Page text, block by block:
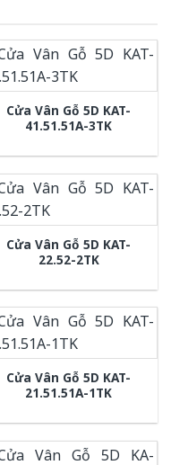
Cửa Vân Gỗ 5D KAT-
41.51.51A-3TK
Cửa Vân Gỗ 5D KAT-
22.52-2TK
Cửa Vân Gỗ 5D KAT-
21.51.51A-1TK